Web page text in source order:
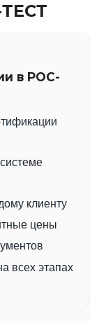
в РОС-
клиенту
цены
всех этапах